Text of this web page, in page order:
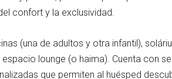
confort y la exclusividad.
(una de adultos y otra infantil),
lounge (o haima). Cuenta con
que permiten al huésped